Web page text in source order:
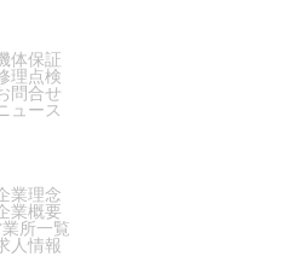
体保証
理点検
問合せ
ュース
業理念
業概要
所一覧
人情報